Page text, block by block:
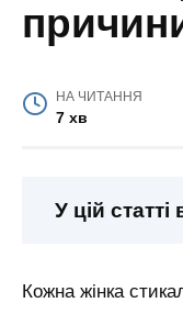
НА ЧИТАННЯ
7 хв
У цій статті
Кожна жінка